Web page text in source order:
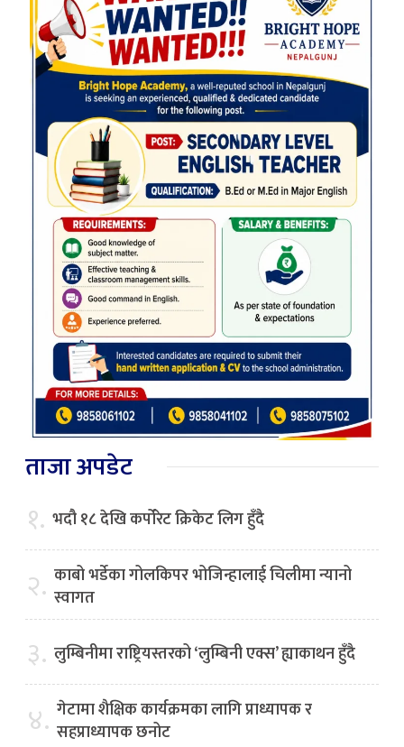
ताजा अपडेट
१. भदौ १८ देखि कर्पोरेट क्रिकेट लिग हुँदै
२. काबो भर्डेका गोलकिपर भोजिन्हालाई चिलीमा न्यानो
स्वागत
३. लुम्बिनीमा राष्ट्रियस्तरको ‘लुम्बिनी एक्स’ ह्याकाथन हुँदै
४. गेटामा शैक्षिक कार्यक्रमका लागि प्राध्यापक र
सहप्राध्यापक छनोट